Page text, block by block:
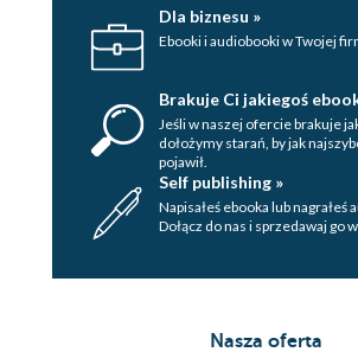
Dla biznesu »
Ebooki i audiobooki w Twojej
Brakuje Ci jakiegoś
Jeśli w naszej ofercie brakuje
dołożymy starań, by jak
pojawił.
Self publishing »
Napisałeś ebooka lub nagrałeś
Dołącz do nas i sprzedawaj go
Nasza oferta